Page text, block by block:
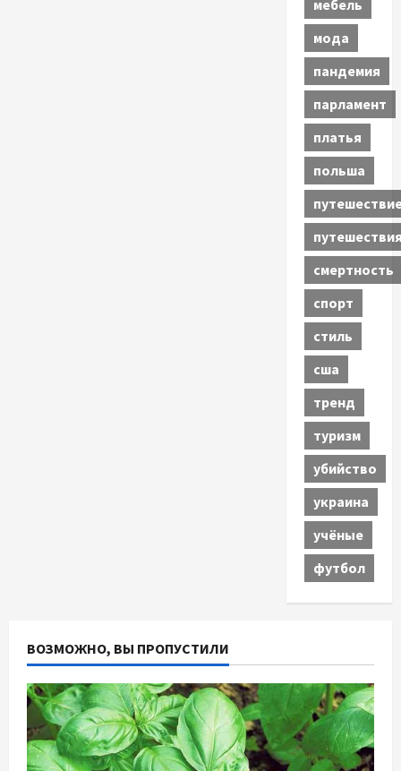
мебель
мода
пандемия
парламент
платья
польша
смертность
спорт
стиль
сша
тренд
туризм
убийство
украина
учёные
футбол
ВОЗМОЖНО, ВЫ ПРОПУСТИЛИ